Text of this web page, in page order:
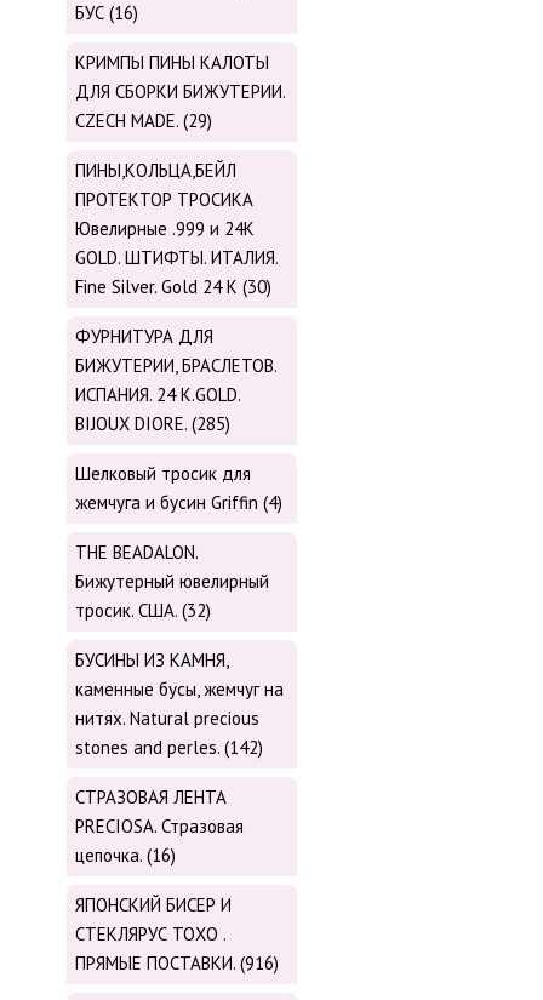
БУС (16)
КРИМПЫ ПИНЫ КАЛОТЫ
ДЛЯ СБОРКИ БИЖУТЕРИИ.
CZECH MADE. (29)
ПИНЫ,КОЛЬЦА,БЕЙЛ
ПРОТЕКТОР ТРОСИКА
Ювелирные .999 и 24К
GOLD. ШТИФТЫ. ИТАЛИЯ.
Fine Silver. Gold 24 K (30)
ФУРНИТУРА ДЛЯ
БИЖУТЕРИИ, БРАСЛЕТОВ.
ИСПАНИЯ. 24 K.GOLD.
BIJOUX DIORE. (285)
Шелковый тросик для
жемчуга и бусин Griffin (4)
THE BEADALON.
Бижутерный ювелирный
тросик. США. (32)
БУСИНЫ ИЗ КАМНЯ,
каменные бусы, жемчуг на
нитях. Natural precious
stones and perles. (142)
СТРАЗОВАЯ ЛЕНТА
PRECIOSA. Стразовая
цепочка. (16)
ЯПОНСКИЙ БИСЕР И
СТЕКЛЯРУС TOХО .
ПРЯМЫЕ ПОСТАВКИ. (916)